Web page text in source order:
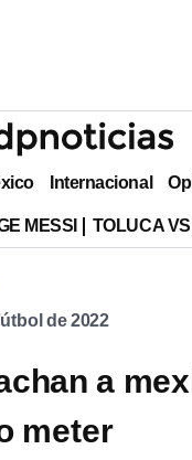
Internacional
MESSI TOLUCA
de 2022
a
meter